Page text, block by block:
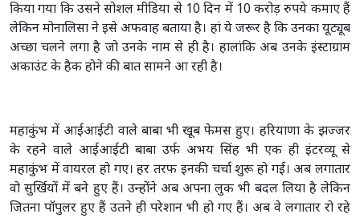
किया गया कि उसने सोशल मीडिया से 10 दिन में 10 करोड़ रुपये कमाए हैं
लेकिन मोनालिसा ने इसे अफवाह बताया है। हां ये जरूर है कि उनका यूट्यूब
अच्छा चलने लगा है जो उनके नाम से ही है। हालांकि अब उनके इंस्टाग्राम
अकाउंट के हैक होने की बात सामने आ रही है।
महाकुंभ में आईआईटी वाले बाबा भी खूब फेमस हुए। हरियाणा के झज्जर
के रहने वाले आईआईटी बाबा उर्फ अभय सिंह भी एक ही इंटरव्यू से
महाकुंभ में वायरल हो गए। हर तरफ इनकी चर्चा शुरू हो गई। अब लगातार
वो सुर्खियों में बने हुए हैं। उन्होंने अब अपना लुक भी बदल लिया है लेकिन
जितना पॉपुलर हुए हैं उतने ही परेशान भी हो गए हैं। अब वे लगातार रो रहे